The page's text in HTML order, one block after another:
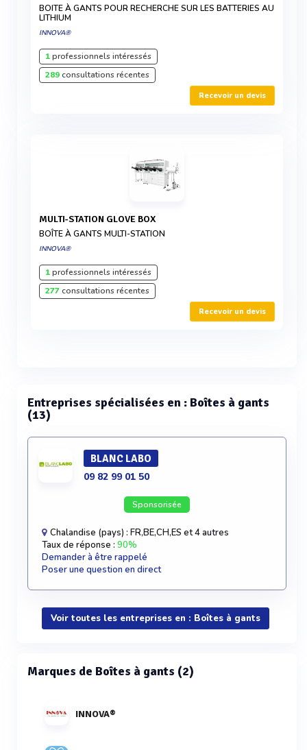
BOITE À GANTS POUR RECHERCHE SUR LES BATTERIES AU
LITHIUM
INNOVA®
1professionnels intéressés
289consultations récentes
Recevoir un devis
MULTI-STATION GLOVE BOX
BOÎTE À GANTS MULTI-STATION
INNOVA®
1professionnels intéressés
277consultations récentes
Recevoir un devis
Entreprises spécialisées en : Boîtes à gants
(13)
BLANC LABO
09 82 99 01 50
Sponsorisée
Chalandise (pays) : FR,BE,CH,ES et 4 autres
Taux de réponse : 90%
Demander à être rappelé
Poser une question en direct
Voir toutes les entreprises en : Boîtes à gants
Marques de Boîtes à gants (2)
INNOVA®